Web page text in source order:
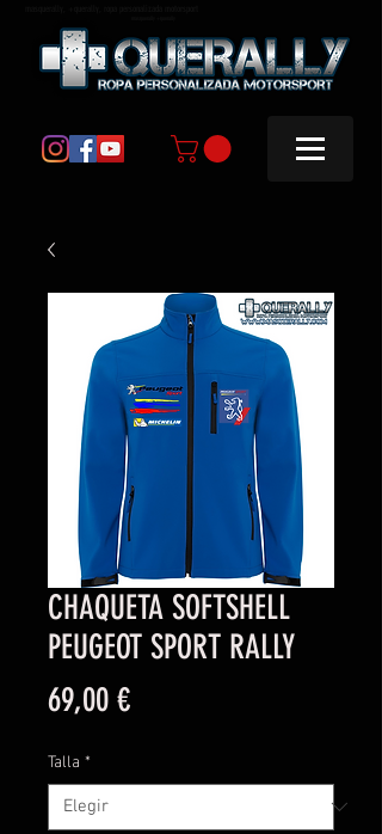
CHAQUETA SOFTSHELL
PEUGEOT SPORT RALLY
69,00 €Precio
Talla *